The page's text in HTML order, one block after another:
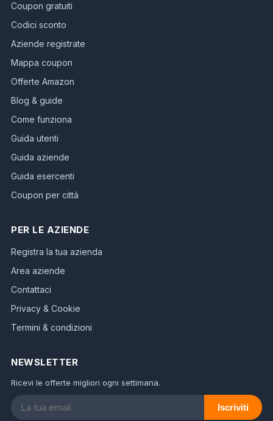
Coupon gratuiti
Codici sconto
Aziende registrate
Mappa coupon
Offerte Amazon
Blog & guide
Come funziona
Guida utenti
Guida aziende
Guida esercenti
Coupon per città
PER LE AZIENDE
Registra la tua azienda
Area aziende
Contattaci
Privacy & Cookie
Termini & condizioni
NEWSLETTER
Ricevi le offerte migliori ogni settimana.
Iscriviti